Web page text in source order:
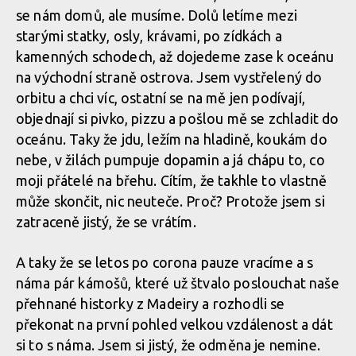
se nám domů, ale musíme. Dolů letíme mezi
starými statky, osly, krávami, po zídkách a
kamenných schodech, až dojedeme zase k oceánu
na východní straně ostrova. Jsem vystřelený do
orbitu a chci víc, ostatní se na mě jen podívají,
objednají si pivko, pizzu a pošlou mě se zchladit do
oceánu. Taky že jdu, ležím na hladině, koukám do
nebe, v žilách pumpuje dopamin a já chápu to, co
moji přátelé na břehu. Cítím, že takhle to vlastně
může skončit, nic neuteče. Proč? Protože jsem si
zatraceně jistý, že se vrátím.
A taky že se letos po corona pauze vracíme a s
náma pár kámošů, které už štvalo poslouchat naše
přehnané historky z Madeiry a rozhodli se
překonat na první pohled velkou vzdálenost a dát
si to s náma. Jsem si jistý, že odměna je nemine.